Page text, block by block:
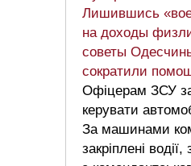
Лишившись
на доходы
советы
сократили
Офіцерам ЗСУ
керувати
За машинами
закріплені